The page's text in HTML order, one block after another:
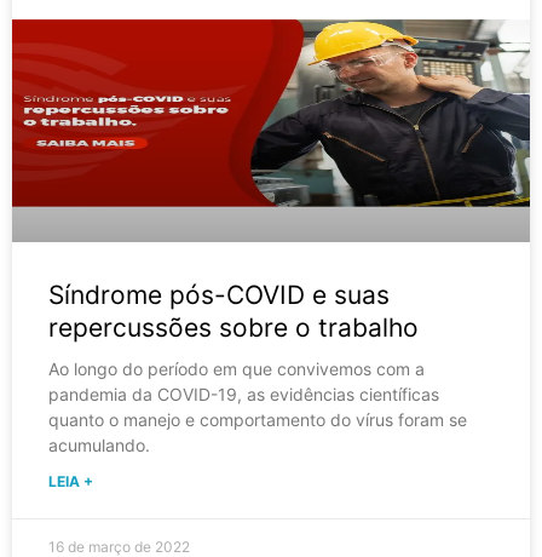
Síndrome pós-COVID e suas
repercussões sobre o trabalho
Ao longo do período em que convivemos com a
pandemia da COVID-19, as evidências científicas
quanto o manejo e comportamento do vírus foram se
acumulando.
LEIA +
16 de março de 2022